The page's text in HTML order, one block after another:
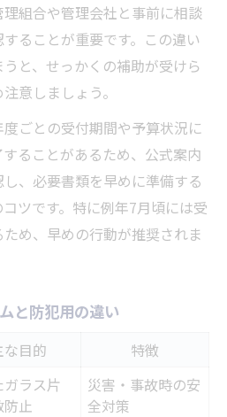
組合や管理会社と事前に相談
ることが重要です。この違い
と、せっかくの補助が受けら
意しましょう。
ごとの受付期間や予算状況に
ることがあるため、公式案内
、必要書類を早めに準備する
ツです。特に例年7月頃には受
め、早めの行動が推奨されま
と防犯用の違い
な目的
特徴
ラス片
防止
災害・事故時の安
全対策